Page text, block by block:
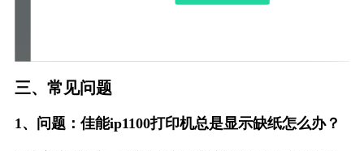
三、常见问题
1、问题：佳能ip1100打印机总是显示缺纸怎么办？